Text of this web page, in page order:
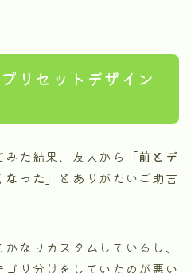
リセットデザイン
た結果、友人から
「前とデ
った」
とありがたいご助言
なりカスタムしているし、
ゴリ分けをしていたのが悪い